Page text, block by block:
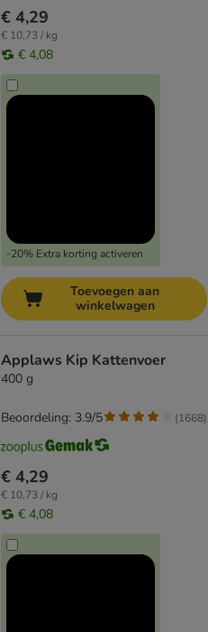
€ 4,29
€ 10,73 / kg
€ 4,08
-20% Extra korting activeren
Toevoegen aan
winkelwagen
Applaws Kip Kattenvoer
400 g
€ 4,29
€ 10,73 / kg
€ 4,08
Beoordeling: 3.9/5 (1668)